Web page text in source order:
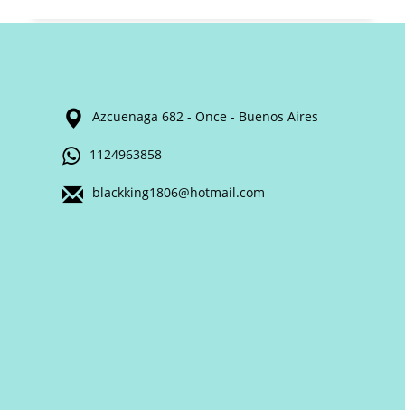
Azcuenaga 682 - Once - Buenos Aires
1124963858
blackking1806@hotmail.com